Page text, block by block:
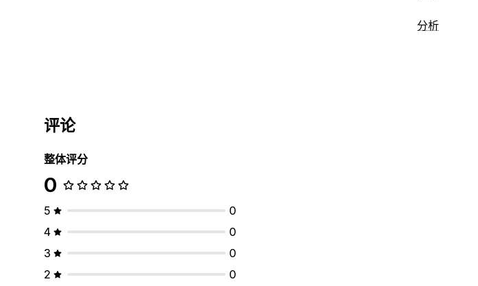
定向
分析
评论
整体评分
0
5
0
4
0
3
0
2
0